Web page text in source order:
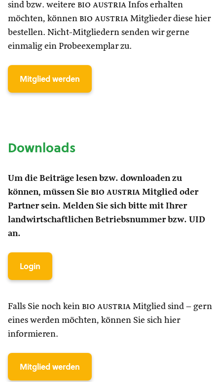
sind bzw. weitere bio austria Infos erhalten
möchten, können bio austria Mitglieder diese hier
bestellen. Nicht-Mitgliedern senden wir gerne
einmalig ein Probeexemplar zu.
Mitglied werden
Downloads
Um die Beiträge lesen bzw. downloaden zu
können, müssen Sie bio austria Mitglied oder
Partner sein. Melden Sie sich bitte mit Ihrer
landwirtschaftlichen Betriebsnummer bzw. UID
an.
Login
Falls Sie noch kein bio austria Mitglied sind – gern
eines werden möchten, können Sie sich hier
informieren.
Mitglied werden